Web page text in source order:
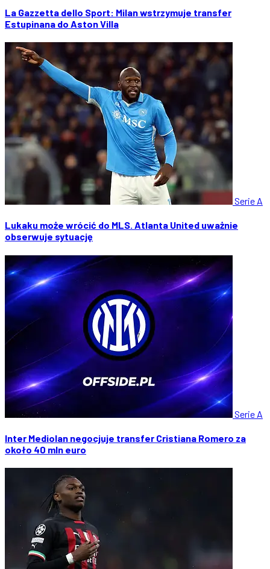
La Gazzetta dello Sport: Milan wstrzymuje transfer
Estupinana do Aston Villa
Serie A
Lukaku może wrócić do MLS. Atlanta United uważnie
obserwuje sytuację
Serie A
Inter Mediolan negocjuje transfer Cristiana Romero za
około 40 mln euro